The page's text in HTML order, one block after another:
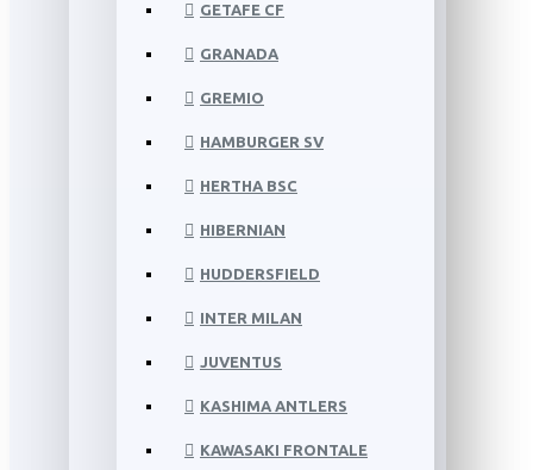
GETAFE CF
GRANADA
GREMIO
HAMBURGER SV
HERTHA BSC
HIBERNIAN
HUDDERSFIELD
INTER MILAN
JUVENTUS
KASHIMA ANTLERS
KAWASAKI FRONTALE